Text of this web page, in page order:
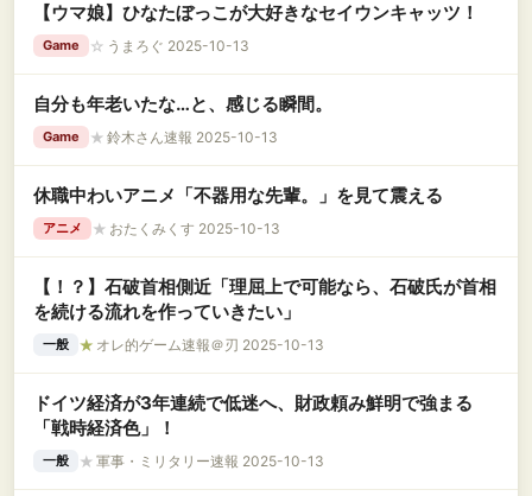
【ウマ娘】ひなたぼっこが大好きなセイウンキャッツ！
Game ☆ うまろぐ 2025-10-13
自分も年老いたな…と、感じる瞬間。
Game ★ 鈴木さん速報 2025-10-13
休職中わいアニメ「不器用な先輩。」を見て震える
アニメ ★ おたくみくす 2025-10-13
【！？】石破首相側近「理屈上で可能なら、石破氏が首相
を続ける流れを作っていきたい」
一般 ★ オレ的ゲーム速報＠刃 2025-10-13
ドイツ経済が3年連続で低迷へ、財政頼み鮮明で強まる
「戦時経済色」！
一般 ★ 軍事・ミリタリー速報 2025-10-13